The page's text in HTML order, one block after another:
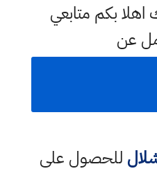
مختصر او مفصل عن الانكليزي التمهيدي المهني 2022 لذلك اهلا بكم متابعي
عن
للحصول على